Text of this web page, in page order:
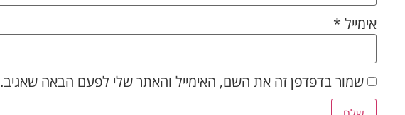
אימייל *
שמור בדפדפן זה את השם, האימייל והאתר שלי לפעם הבאה שאגיב.